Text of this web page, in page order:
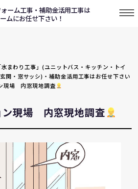
ーム工事・補助金活用工事は
ムにお任せ下さい！
まわり工事」(ユニットバス・キッチン・トイ
関・窓サッシ)・補助金活用工事はお任せ下さい
現場 内窓現地調査
ン現場 内窓現地調査